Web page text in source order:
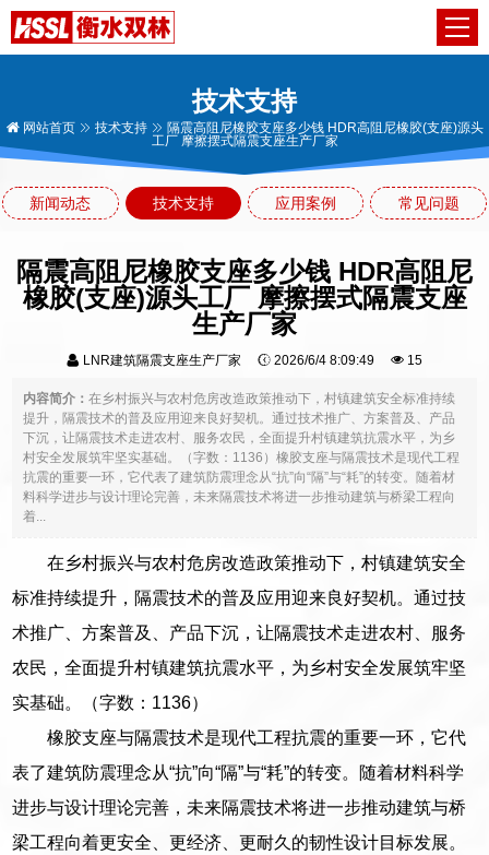
技术支持
网站首页 技术支持
隔震高阻尼橡胶支座多少钱 HDR高阻尼橡胶(支座)源头
工厂 摩擦摆式隔震支座生产厂家
新闻动态 技术支持 应用案例 常见问题
隔震高阻尼橡胶支座多少钱 HDR高阻尼
橡胶(支座)源头工厂 摩擦摆式隔震支座
生产厂家
LNR建筑隔震支座生产厂家 2026/6/4 8:09:49 15
内容简介：在乡村振兴与农村危房改造政策推动下，村镇建筑安全标准持续
提升，隔震技术的普及应用迎来良好契机。通过技术推广、方案普及、产品
下沉，让隔震技术走进农村、服务农民，全面提升村镇建筑抗震水平，为乡
村安全发展筑牢坚实基础。（字数：1136）橡胶支座与隔震技术是现代工程
抗震的重要一环，它代表了建筑防震理念从“抗”向“隔”与“耗”的转变。随着材
料科学进步与设计理论完善，未来隔震技术将进一步推动建筑与桥梁工程向
着...
在乡村振兴与农村危房改造政策推动下，村镇建筑安全
标准持续提升，隔震技术的普及应用迎来良好契机。通过技
术推广、方案普及、产品下沉，让隔震技术走进农村、服务
农民，全面提升村镇建筑抗震水平，为乡村安全发展筑牢坚
实基础。（字数：1136）
橡胶支座与隔震技术是现代工程抗震的重要一环，它代
表了建筑防震理念从“抗”向“隔”与“耗”的转变。随着材料科学
进步与设计理论完善，未来隔震技术将进一步推动建筑与桥
梁工程向着更安全、更经济、更耐久的韧性设计目标发展。